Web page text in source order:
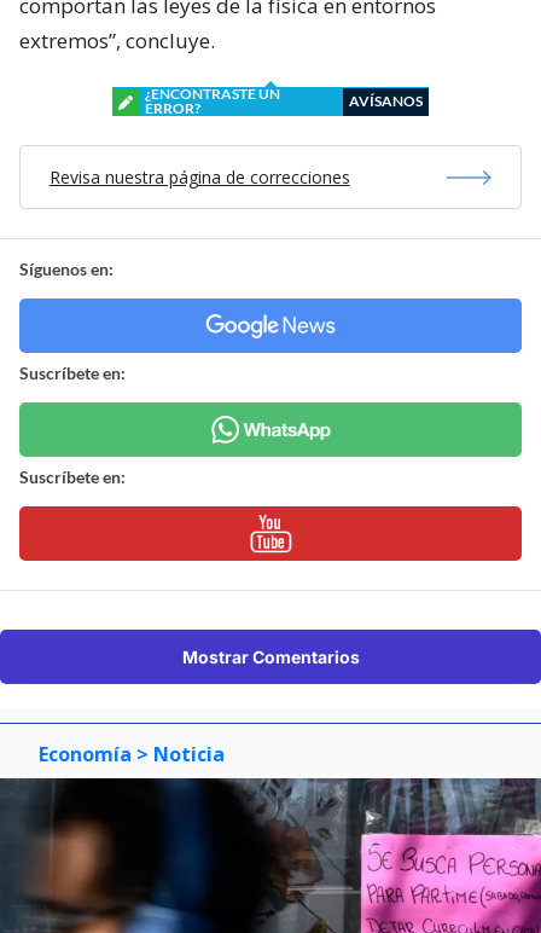
comportan las leyes de la física en entornos
extremos”, concluye.
¿ENCONTRASTE UN
ERROR?
AVÍSANOS
Revisa nuestra página de correcciones
Síguenos en:
Suscríbete en:
Suscríbete en:
Mostrar Comentarios
Economía > Noticia